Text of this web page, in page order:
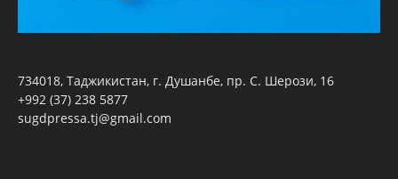
734018, Таджикистан, г. Душанбе, пр. С. Шерози, 16
+992 (37) 238 5877
sugdpressa.tj@gmail.com